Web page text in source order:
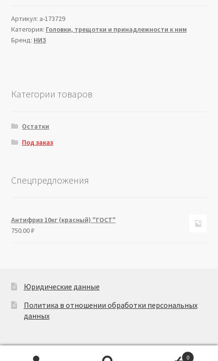
Артикул: a-173729
Категория: Головки, трещотки и принадлежности к ним
Бренд: НИЗ
Категории товаров
Остатки
Под заказ
Спецпредложения
Антифриз 10кг (красный) "ГОСТ"
750.00₽
Юридические данные
Политика в отношении обработки персональных
данных
0